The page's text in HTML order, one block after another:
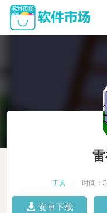
工具 时间：
安卓下载